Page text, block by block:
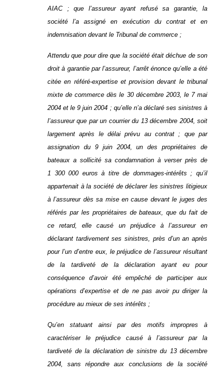
AIAC ; que l’assureur ayant refusé sa garantie, la
société l’a assigné en exécution du contrat et en
indemnisation devant le Tribunal de commerce ;
Attendu que pour dire que la société était déchue de son
droit à garantie par l’assureur, l’arrêt énonce qu’elle a été
citée en référé-expertise et provision devant le tribunal
mixte de commerce dès le 30 décembre 2003, le 7 mai
2004 et le 9 juin 2004 ; qu’elle n’a déclaré ses sinistres à
l’assureur que par un courrier du 13 décembre 2004, soit
largement après le délai prévu au contrat ; que par
assignation du 9 juin 2004, un des propriétaires de
bateaux a sollicité sa condamnation à verser près de
1 300 000 euros à titre de dommages-intérêts ; qu’il
appartenait à la société de déclarer les sinistres litigieux
à l’assureur dès sa mise en cause devant le juges des
référés par les propriétaires de bateaux, que du fait de
ce retard, elle causé un préjudice à l’assureur en
déclarant tardivement ses sinistres, près d’un an après
pour l’un d’entre eux, le préjudice de l’assureur résultant
de la tardiveté de la déclaration ayant eu pour
conséquence d’avoir été empêché de participer aux
opérations d’expertise et de ne pas avoir pu diriger la
procédure au mieux de ses intérêts ;
Qu’en statuant ainsi par des motifs impropres à
caractériser le préjudice causé à l’assureur par la
tardiveté de la déclaration de sinistre du 13 décembre
2004, sans répondre aux conclusions de la société